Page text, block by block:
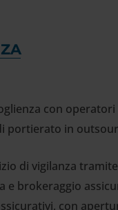
con
portierato in
di vigilanza
e brokeraggio
con